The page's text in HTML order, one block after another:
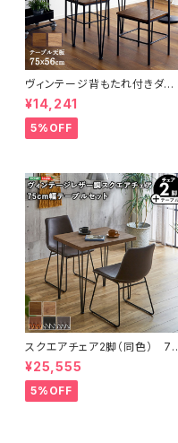
ヴィンテージ背もたれ付きダイ
ニング3点セット 【Ferro e Le
gno-フェロエ レグノ-】 BRV-
3
¥14,241
5%OFF
スクエアチェア2脚（同色） 75
㎝幅テーブル 3点セット 【SETH
×Umbure】 SH-24-STD3
¥25,555
5%OFF